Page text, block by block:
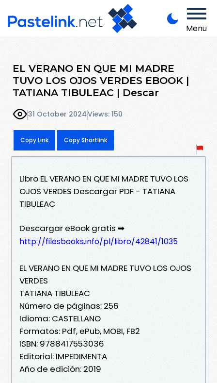
Menu
EL VERANO EN QUE MI MADRE
TUVO LOS OJOS VERDES EBOOK |
TATIANA TIBULEAC | Descar
31 October 2024Views: 150
Copy Link Copy Shortlink
Libro EL VERANO EN QUE MI MADRE TUVO LOS
OJOS VERDES Descargar PDF - TATIANA
TIBULEAC
Descargar eBook gratis ➡
http://filesbooks.info/pl/libro/42841/1035
EL VERANO EN QUE MI MADRE TUVO LOS OJOS
VERDES
TATIANA TIBULEAC
Número de páginas: 256
Idioma: CASTELLANO
Formatos: Pdf, ePub, MOBI, FB2
ISBN: 9788417553036
Editorial: IMPEDIMENTA
Año de edición: 2019